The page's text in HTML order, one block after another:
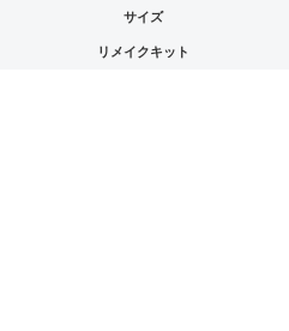
サイズ
リメイクキット